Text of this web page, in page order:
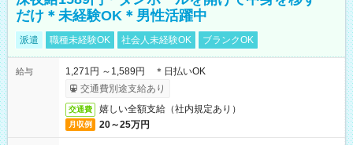
だけ＊未経験OK＊男性活躍中
派遣 職種未経験OK 社会人未経験OK ブランクOK
給与
1,271円 ～1,589円 ＊日払いOK
交通費別途支給あり
交通費 嬉しい全額支給（社内規定あり）
月収例 20～25万円